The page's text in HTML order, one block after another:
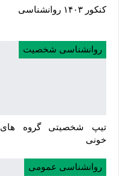
کنکور ۱۴۰۳ روانشناسی
روانشناسی شخصیت
تیپ شخصیتی گروه های
خونی
روانشناسی عمومی